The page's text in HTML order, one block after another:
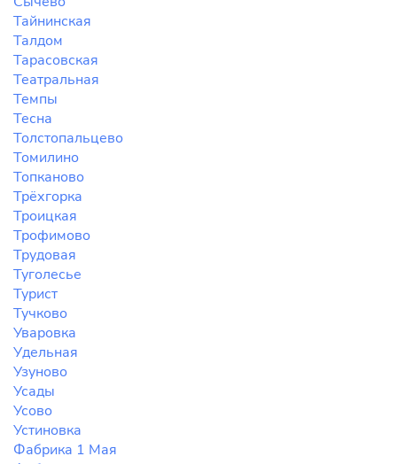
Тайнинская
Талдом
Тарасовская
Театральная
Темпы
Тесна
Толстопальцево
Томилино
Топканово
Трёхгорка
Троицкая
Трофимово
Трудовая
Туголесье
Турист
Тучково
Уваровка
Удельная
Узуново
Усады
Усово
Устиновка
Фабрика 1 Мая